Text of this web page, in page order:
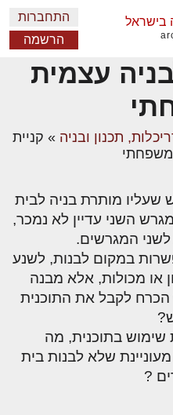
בישראל
התחברות
הרשמה
עצמית
תכנון ובניה » קניית
משפחתי
שעליו מותרת בניה לבית
השני עדיין לא נמכר,
לשני המגרשים.
במקום לבנות, לשנע
או מכולות, אלא מבנה
הכרח לקבל את התוכנית
בתוכנית, מה
שלא לבנות בית
?